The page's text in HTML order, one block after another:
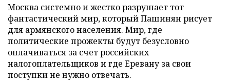
Москва системно и жестко разрушает тот
фантастический мир, который Пашинян рисует
для армянского населения. Мир, где
политические прожекты будут безусловно
оплачиваться за счет российских
налогоплательщиков и где Еревану за свои
поступки не нужно отвечать.